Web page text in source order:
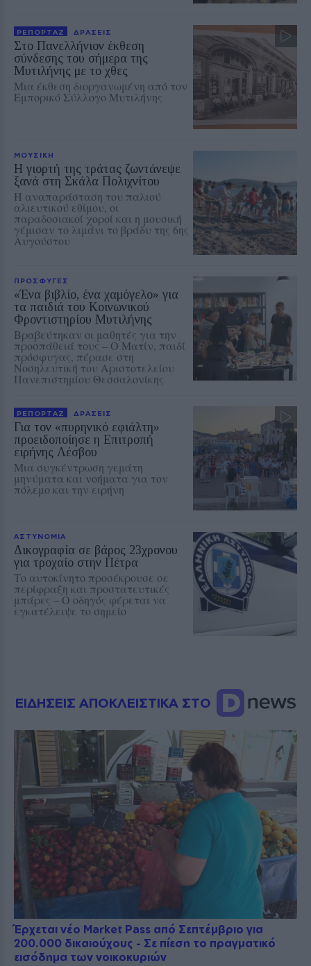
ΡΕΠΟΡΤΑΖ ΔΡΑΣΕΙΣ
Στο Πανελλήνιον έκθεση
σύνδεσης του σήμερα της
Μυτιλήνης με το χθες
Μια έκθεση διοργανωμένη από τον
Εμπορικό Σύλλογο Μυτιλήνης
ΜΟΥΣΙΚΗ
Η γιορτή της τράτας ζωντάνεψε
ξανά στη Σκάλα Πολιχνίτου
Η αναπαράσταση του παλιού
αλιευτικού εθίμου, οι
παραδοσιακοί χοροί και η μουσική
γέμισαν το λιμάνι το βράδυ της 6ης
Αυγούστου
ΠΡΟΣΦΥΓΕΣ
«Ένα βιβλίο, ένα χαμόγελο» για
τα παιδιά του Κοινωνικού
Φροντιστηρίου Μυτιλήνης
Βραβεύτηκαν οι μαθητές για την
προσπάθειά τους – Ο Ματίν, παιδί
πρόσφυγας, πέρασε στη
Νοσηλευτική του Αριστοτελείου
Πανεπιστημίου Θεσσαλονίκης
ΡΕΠΟΡΤΑΖ ΔΡΑΣΕΙΣ
Για τον «πυρηνικό εφιάλτη»
προειδοποίησε η Επιτροπή
ειρήνης Λέσβου
Μια συγκέντρωση γεμάτη
μηνύματα και νοήματα για τον
πόλεμο και την ειρήνη
ΑΣΤΥΝΟΜΙΑ
Δικογραφία σε βάρος 23χρονου
για τροχαίο στην Πέτρα
Το αυτοκίνητο προσέκρουσε σε
περίφραξη και προστατευτικές
μπάρες – Ο οδηγός φέρεται να
εγκατέλειψε το σημείο
ΕΙΔΗΣΕΙΣ ΑΠΟΚΛΕΙΣΤΙΚΑ ΣΤΟ
Έρχεται νέο Market Pass από Σεπτέμβριο για
200.000 δικαιούχους - Σε πίεση το πραγματικό
εισόδημα των νοικοκυριών